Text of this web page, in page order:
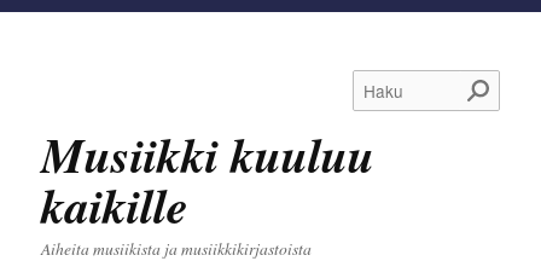
Haku
Musiikki kuuluu
kaikille
Aiheita musiikista ja musiikkikirjastoista